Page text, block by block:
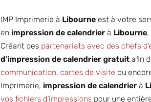
IMP Imprimerie à Libourneest à votre
en impression de calendrierà Libourne,
Créant des partenariats avec des chefs
d’impression de calendrier gratuitafin
communication, cartes de visite ou
Imprimerie, impression de calendrierà
vos fichiers d’impressions pour une